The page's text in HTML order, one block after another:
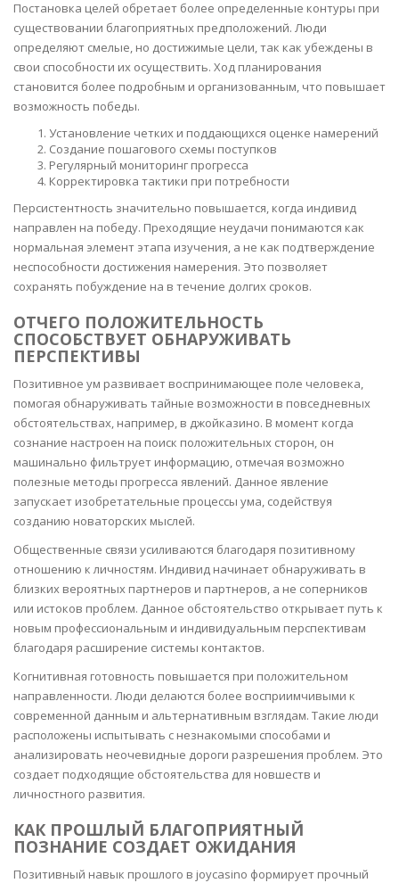
Постановка целей обретает более определенные контуры при
существовании благоприятных предположений. Люди
определяют смелые, но достижимые цели, так как убеждены в
свои способности их осуществить. Ход планирования
становится более подробным и организованным, что повышает
возможность победы.
Установление четких и поддающихся оценке намерений
Создание пошагового схемы поступков
Регулярный мониторинг прогресса
Корректировка тактики при потребности
Персистентность значительно повышается, когда индивид
направлен на победу. Преходящие неудачи понимаются как
нормальная элемент этапа изучения, а не как подтверждение
неспособности достижения намерения. Это позволяет
сохранять побуждение на в течение долгих сроков.
ОТЧЕГО ПОЛОЖИТЕЛЬНОСТЬ
СПОСОБСТВУЕТ ОБНАРУЖИВАТЬ
ПЕРСПЕКТИВЫ
Позитивное ум развивает воспринимающее поле человека,
помогая обнаруживать тайные возможности в повседневных
обстоятельствах, например, в джойказино. В момент когда
сознание настроен на поиск положительных сторон, он
машинально фильтрует информацию, отмечая возможно
полезные методы прогресса явлений. Данное явление
запускает изобретательные процессы ума, содействуя
созданию новаторских мыслей.
Общественные связи усиливаются благодаря позитивному
отношению к личностям. Индивид начинает обнаруживать в
близких вероятных партнеров и партнеров, а не соперников
или истоков проблем. Данное обстоятельство открывает путь к
новым профессиональным и индивидуальным перспективам
благодаря расширение системы контактов.
Когнитивная готовность повышается при положительном
направленности. Люди делаются более восприимчивыми к
современной данным и альтернативным взглядам. Такие люди
расположены испытывать с незнакомыми способами и
анализировать неочевидные дороги разрешения проблем. Это
создает подходящие обстоятельства для новшеств и
личностного развития.
КАК ПРОШЛЫЙ БЛАГОПРИЯТНЫЙ
ПОЗНАНИЕ СОЗДАЕТ ОЖИДАНИЯ
Позитивный навык прошлого в joycasino формирует прочный